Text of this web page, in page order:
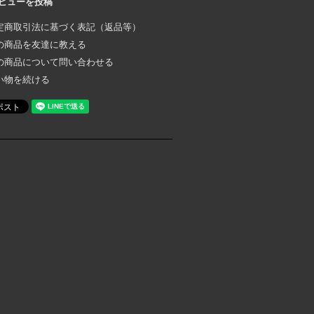
商取引法に基づく表記（返品等）
商品を友達に教える
商品について問い合わせる
物を続ける